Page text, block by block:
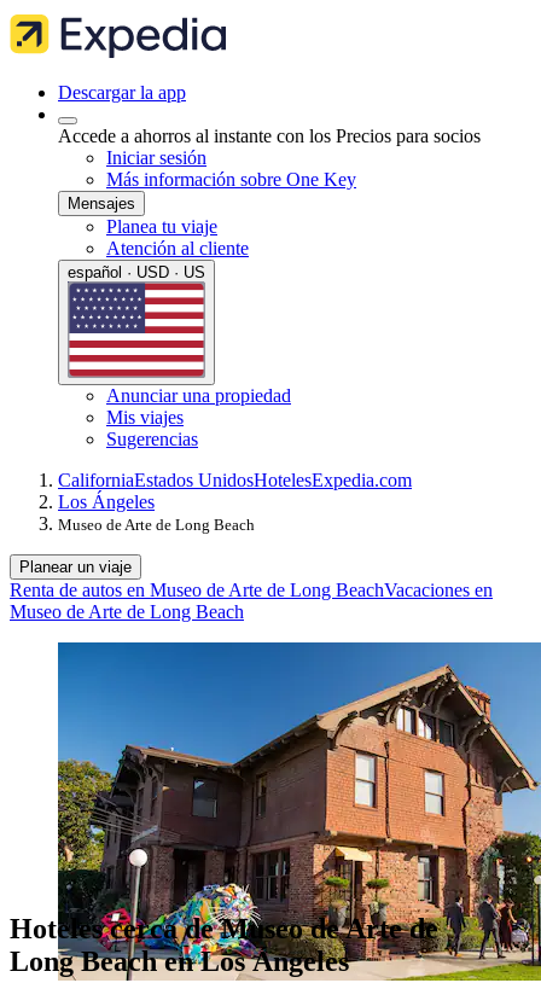
Descargar la app
Accede a ahorros al instante con los Precios para socios
Iniciar sesión
Más información sobre One Key
Mensajes
Planea tu viaje
Atención al cliente
español · USD · US
Anunciar una propiedad
Mis viajes
Sugerencias
CaliforniaEstados UnidosHotelesExpedia.com
Los Ángeles
Museo de Arte de Long Beach
Planear un viaje
Renta de autos en Museo de Arte de Long BeachVacaciones en
Museo de Arte de Long Beach
Hoteles cerca de Museo de Arte de
Long Beach en Los Ángeles